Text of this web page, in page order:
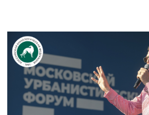
View
Larger
Image